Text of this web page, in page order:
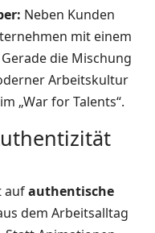
Neben Kunden
mit einem
die Mischung
Arbeitskultur
„War for Talents“.
aufauthentische
dem Arbeitsalltag